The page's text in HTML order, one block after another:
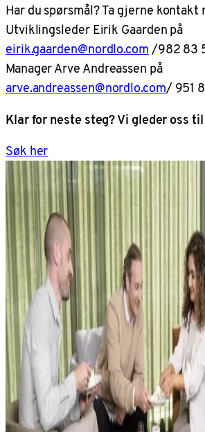
Har du spørsmål? Ta gjerne kontakt
Utviklingsleder Eirik Gaarden på
eirik.gaarden@nordlo.com/982 83
Manager Arve Andreassen på
arve.andreassen@nordlo.com/ 951
Klar for neste steg? Vi gleder oss
Søk her